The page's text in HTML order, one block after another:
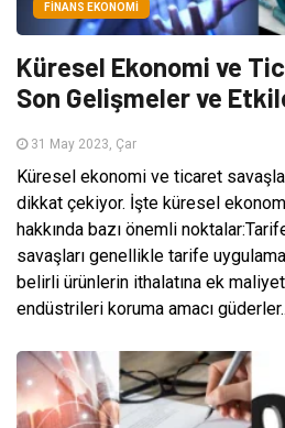
FINANS EKONOMI
Küresel Ekonomi ve
Son Gelişmeler ve
31 May 2023, Çar
Küresel ekonomi ve ticaret
dikkat çekiyor. İşte küresel
hakkında bazı önemli
savaşları genellikle tarife
belirli ürünlerin ithalatına ek
endüstrileri koruma amacı